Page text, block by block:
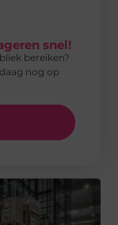
snel!
bereiken?
nog op